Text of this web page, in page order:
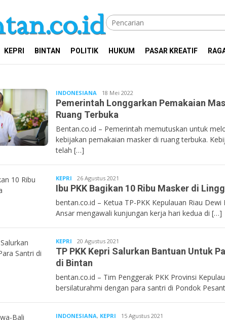
KEPRI BINTAN POLITIK HUKUM PASAR KREATIF
INDONESIANA Bentan.co.id
18 Mei 2022
Pemerintah Longgarkan Pemakaian
Ruang Terbuka
Bentan.co.id – Pemerintah memutuskan untuk
kebijakan pemakaian masker di ruang terbuka.
telah […]
KEPRI Bentan.co.id
26 Agustus 2021
Ibu PKK Bagikan 10 Ribu Masker di
bentan.co.id – Ketua TP-PKK Kepulauan Riau Dewi
Ansar mengawali kunjungan kerja hari kedua di […]
KEPRI Bentan.co.id
20 Agustus 2021
TP PKK Kepri Salurkan Bantuan Untuk
di Bintan
bentan.co.id – Tim Penggerak PKK Provinsi
bersilaturahmi dengan para santri di Pondok
INDONESIANA, KEPRI Bentan.co.id
15 Agustus 2021